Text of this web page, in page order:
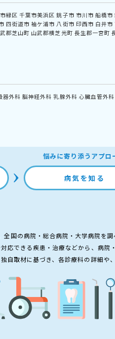
緑区 千葉市美浜区 銚子市 市川市 船橋市
四街道市 袖ケ浦市 八街市 印西市 白井市
郡芝山町 山武郡横芝光町 長生郡一宮町
器外科 脳神経外科 乳腺外科 心臓血管外科
悩みに寄り添うアプロ
病気を知る
全国の病院・総合病院・大学病院を
応できる疾患・治療などから、病院
自取材に基づき、各診療科の詳細や